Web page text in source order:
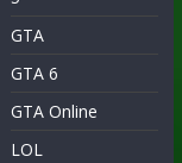
GTA
GTA 6
GTA Online
LOL